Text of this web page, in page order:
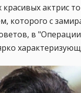
красивых актрис
которого с
в